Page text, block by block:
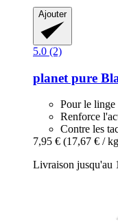
Ajouter
5.0 (2)
planet pure
Pour le linge
Renforce
Contre les
7,95 € (17,67 € /
Livraison jusqu'au